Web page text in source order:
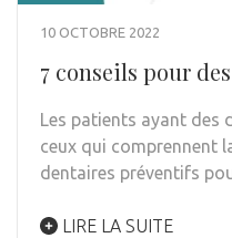
10 OCTOBRE 2022
7 conseils pour
Les patients ayant des
ceux qui comprennent
dentaires préventifs
LIRE LA SUITE